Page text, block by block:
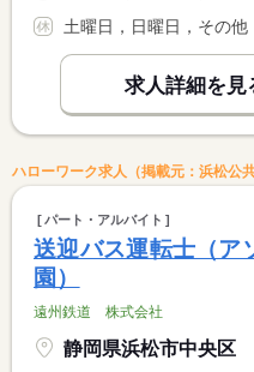
土曜日，日曜日，その他
求人詳細を見
ハローワーク求人（掲載元：浜松公
パート・アルバイト
送迎バス運転士（
園）
遠州鉄道 株式会社
静岡県浜松市中央区